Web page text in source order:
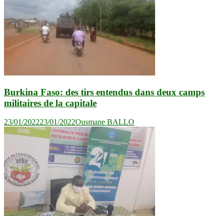
Burkina Faso: des tirs entendus dans deux camps
militaires de la capitale
23/01/202223/01/2022Ousmane BALLO